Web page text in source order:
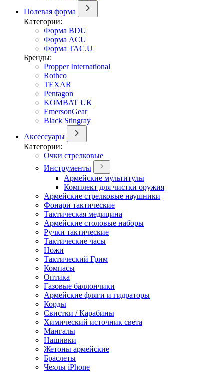
Полевая форма
Категории:
Форма BDU
Форма ACU
Форма TAC.U
Бренды:
Propper International
Rothco
TEXAR
Pentagon
KOMBAT UK
EmersonGear
Black Stingray
Аксессуары
Категории:
Очки стрелковые
Инструменты
Армейские мультитулы
Комплект для чистки оружия
Армейские стрелковые наушники
Фонари тактические
Тактическая медицина
Армейские столовые наборы
Ручки тактические
Тактические часы
Ножи
Тактический Грим
Компасы
Оптика
Газовые баллончики
Армейские фляги и гидраторы
Корды
Свистки / Карабины
Химический источник света
Мангалы
Нашивки
Жетоны армейские
Браслеты
Чехлы iPhone